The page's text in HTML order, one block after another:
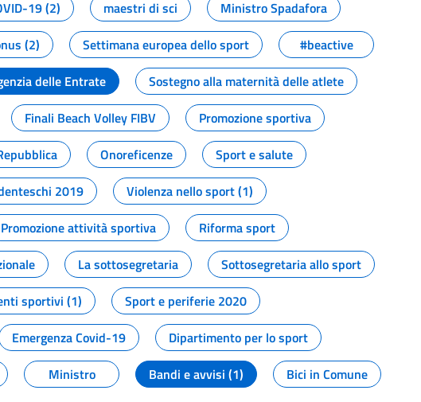
19 (2) maestri di sci
Ministro Spadafora
(2) Settimana europea dello sport
#beactive
delle Entrate
Sostegno alla maternità delle atlete
Finali Beach Volley FIBV
Promozione sportiva
Onoreficenze
Sport e salute
2019
Violenza nello sport (1)
Promozione attività sportiva
Riforma sport
La sottosegretaria
Sottosegretaria allo sport
sportivi (1)
Sport e periferie 2020
Emergenza Covid-19
Dipartimento per lo sport
Ministro Bandi e avvisi (1) Bici in Comune